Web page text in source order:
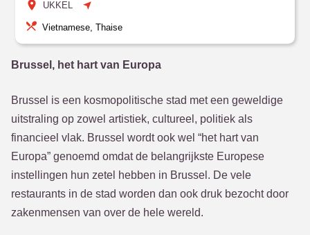
UKKEL
Vietnamese, Thaise
Brussel, het hart van Europa
Brussel is een kosmopolitische stad met een geweldige
uitstraling op zowel artistiek, cultureel, politiek als
financieel vlak. Brussel wordt ook wel “het hart van
Europa” genoemd omdat de belangrijkste Europese
instellingen hun zetel hebben in Brussel. De vele
restaurants in de stad worden dan ook druk bezocht door
zakenmensen van over de hele wereld.